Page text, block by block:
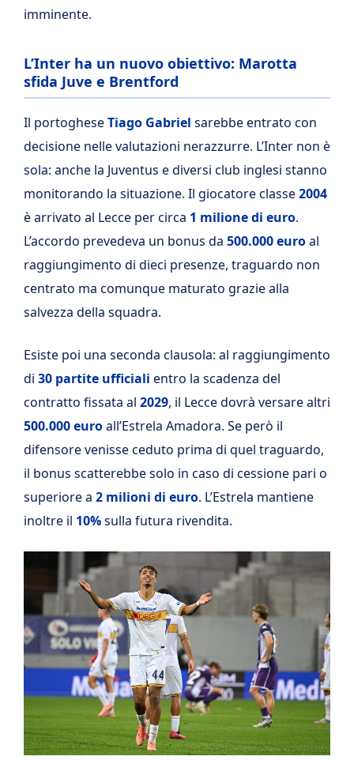
imminente.
L’Inter ha un nuovo obiettivo: Marotta
sfida Juve e Brentford
Il portogheseTiago Gabriel sarebbe entrato con
decisione nelle valutazioni nerazzurre. L’Inter non è
sola: anche la Juventus e diversi club inglesi stanno
monitorando la situazione. Il giocatore classe2004
è arrivato al Lecce per circa 1 milione di euro.
L’accordo prevedeva un bonus da 500.000 euroal
raggiungimento di dieci presenze, traguardo non
centrato ma comunque maturato grazie alla
salvezza della squadra.
Esiste poi una seconda clausola: al raggiungimento
di 30 partite ufficiali entro la scadenza del
contratto fissata al 2029, il Lecce dovrà versare altri
500.000 euroall’Estrela Amadora. Se però il
difensore venisse ceduto prima di quel traguardo,
il bonus scatterebbe solo in caso di cessione pari o
superiore a 2 milioni di euro. L’Estrela mantiene
inoltre il 10%sulla futura rivendita.